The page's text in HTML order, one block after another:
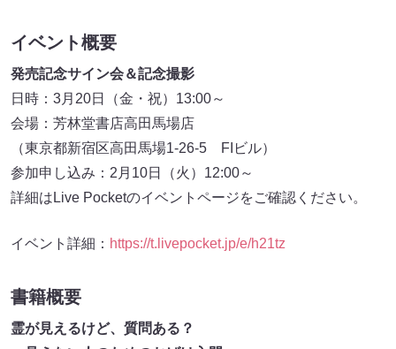
イベント概要
発売記念サイン会＆記念撮影
日時：3月20日（金・祝）13:00～
会場：芳林堂書店高田馬場店
（東京都新宿区高田馬場1-26-5 FIビル）
参加申し込み：2月10日（火）12:00～
詳細はLive Pocketのイベントページをご確認ください。
イベント詳細： https://t.livepocket.jp/e/h21tz
書籍概要
霊が見えるけど、質問ある？